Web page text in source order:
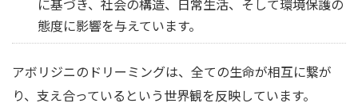
に基づき、社会の構造、日常生活、そして環境保護の
態度に影響を与えています。
アボリジニのドリーミングは、全ての生命が相互に繋が
り、支え合っているという世界観を反映しています。